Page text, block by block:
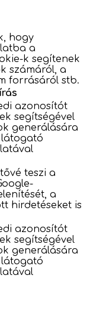
hogy
a
k segítenek
számáról, a
forrásáról stb.
azonosítót
segítségével
generálására
teszi a
a
hirdetéseket is
azonosítót
segítségével
generálására